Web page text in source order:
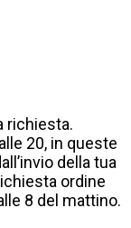
richiesta.
20, in queste
della tua
ordine
8 del mattino.